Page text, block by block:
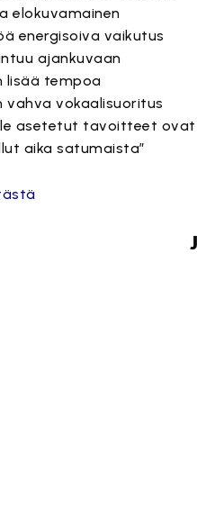
elokuvamainen
energisoiva vaikutus
ajankuvaan
lisää tempoa
vahva vokaalisuoritus
asetetut tavoitteet
aika satumaista”